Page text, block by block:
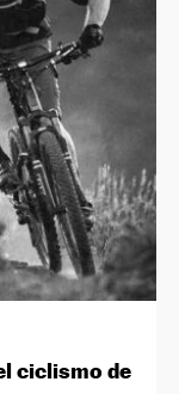
ciclismo de